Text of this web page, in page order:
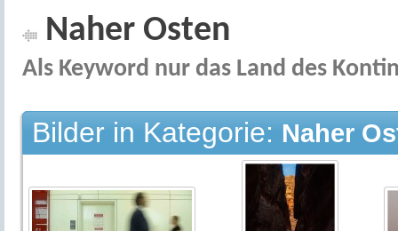
Naher Osten
Als Keyword nur das Land des
Bilder in Kategorie: Naher